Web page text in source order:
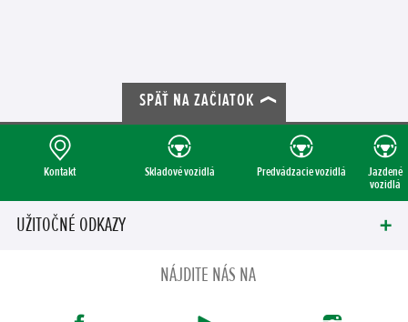
SPÄŤ NA ZAČIATOK
Kontakt Skladové vozidlá Predvádzacie vozidlá
Jazdené
vozidlá
UŽITOČNÉ ODKAZY
NÁJDITE NÁS NA